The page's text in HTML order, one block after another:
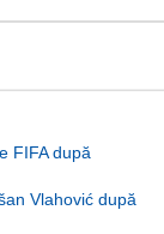
FIFA după
Vlahović după